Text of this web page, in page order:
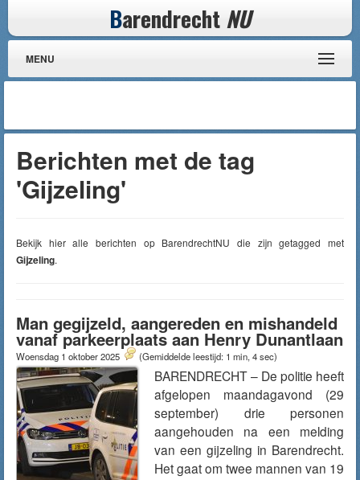
Barendrecht NU
MENU
Berichten met de tag
'Gijzeling'
Bekijk hier alle berichten op BarendrechtNU die zijn getagged met
Gijzeling.
Man gegijzeld, aangereden en mishandeld
vanaf parkeerplaats aan Henry Dunantlaan
Woensdag 1 oktober 2025 (Gemiddelde leestijd: 1 min, 4 sec)
BARENDRECHT – De politie heeft
afgelopen maandagavond (29
september) drie personen
aangehouden na een melding
van een gijzeling in Barendrecht.
Het gaat om twee mannen van 19